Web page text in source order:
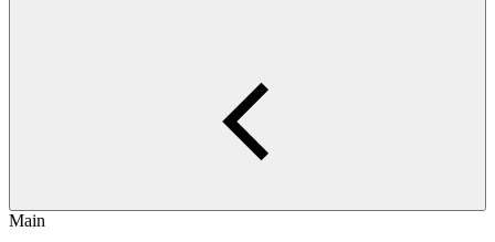
Main